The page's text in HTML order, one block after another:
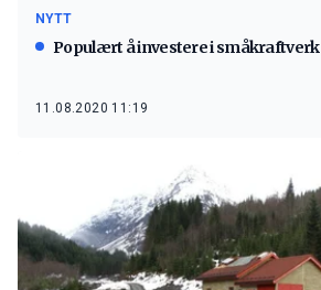
NYTT
Populært å investere i småkraftverk
11.08.2020 11:19